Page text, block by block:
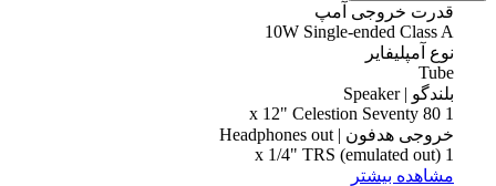
قدرت خروجی آمپ
10W Single-ended Class A
نوع آمپلیفایر
Tube
بلندگو | Speaker
1 x 12" Celestion Seventy 80
خروجی هدفون | Headphones out
1 x 1/4" TRS (emulated out)
مشاهده بیشتر